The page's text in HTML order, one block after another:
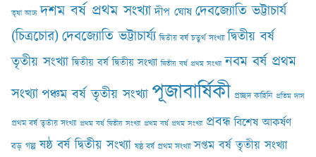
তৃষা আঢ‍্য দশম বর্ষ প্রথম সংখ্যা দীপ ঘোষ দেবজ্যোতি ভট্টাচার্য
(চিত্রচোর)দেবজ্যোতি ভট্টাচার্য্য দ্বিতীয় বর্ষ চতুর্থ সংখ্যা দ্বিতীয় বর্ষ
তৃতীয় সংখ্যা দ্বিতীয় বর্ষ দ্বিতীয় সংখ্যা দ্বিতীয় বর্ষ প্রথম সংখ্যা নবম বর্ষ প্রথম
সংখ্যাপঞ্চম বর্ষ তৃতীয় সংখ্যা পূজাবার্ষিকী প্রচ্ছদ কাহিনি প্রতিম দাস
প্রথম বর্ষ তৃতীয় সংখ্যা প্রথম বর্ষ দ্বিতীয় সংখ্যা প্রথম বর্ষ প্রথম সংখ্যা প্রবন্ধ বিশেষ আকর্ষণ
বড় গল্প ষষ্ঠ বর্ষ দ্বিতীয় সংখ্যা ষষ্ঠ বর্ষ প্রথম সংখ্যা সপ্তম বর্ষ তৃতীয় সংখ্যা